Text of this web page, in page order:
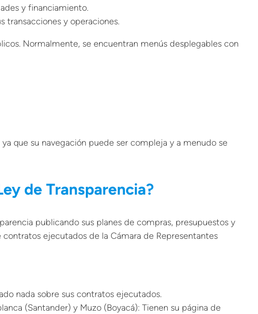
y financiamiento.
transacciones y operaciones.
Normalmente, se encuentran menús desplegables con
que su navegación puede ser compleja y a menudo se
de Transparencia?
publicando sus planes de compras, presupuestos y
ejecutados de la Cámara de Representantes
nada sobre sus contratos ejecutados.
(Santander) y Muzo (Boyacá): Tienen su página de